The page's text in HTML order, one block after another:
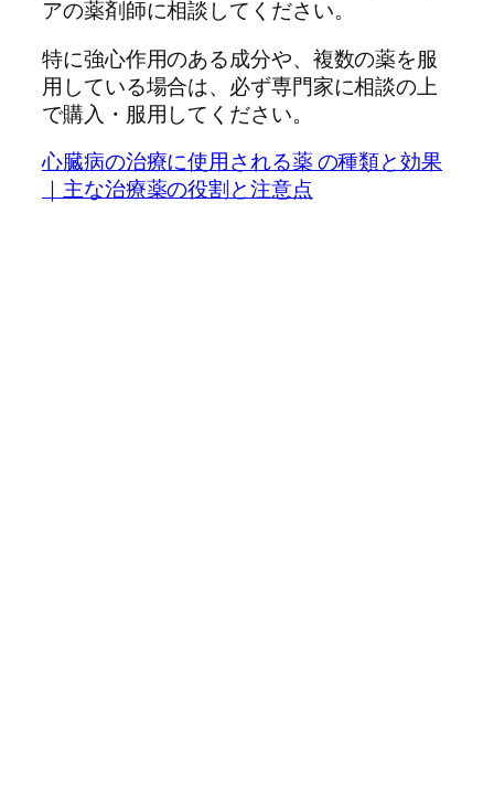
アの薬剤師に相談してください。
特に強心作用のある成分や、複数の薬を服
用している場合は、必ず専門家に相談の上
で購入・服用してください。
心臓病の治療に使用される薬 の種類と効果
｜主な治療薬の役割と注意点